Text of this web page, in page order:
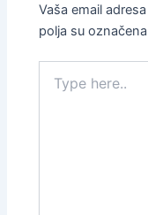
Vaša email
polja su
here..